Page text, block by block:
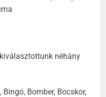
néhány
Bingó, Bomber, Bocskor,